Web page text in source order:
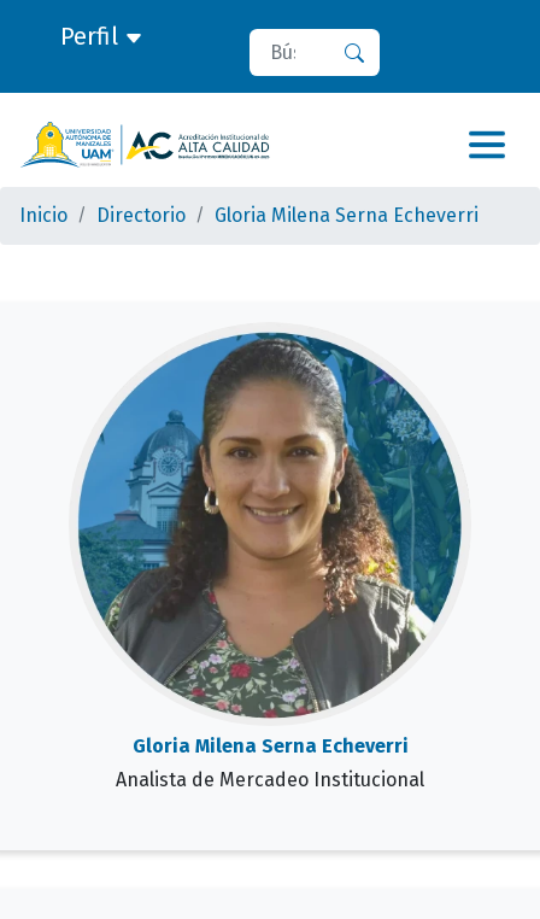
Perfil Buscar
Inicio Directorio Gloria Milena Serna Echeverri
Gloria Milena Serna Echeverri
Analista de Mercadeo Institucional